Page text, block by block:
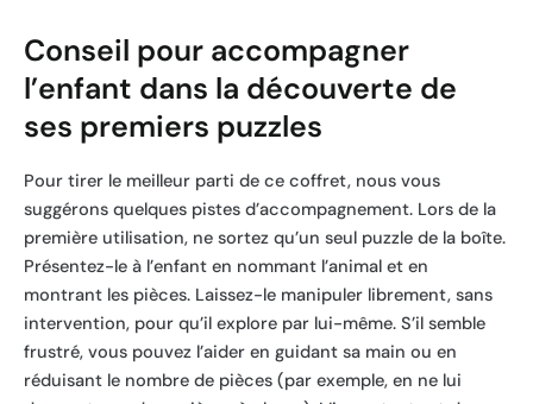
Conseil pour accompagner
l’enfant dans la découverte de
ses premiers puzzles
Pour tirer le meilleur parti de ce coffret, nous vous
suggérons quelques pistes d’accompagnement. Lors de la
première utilisation, ne sortez qu’un seul puzzle de la boîte.
Présentez-le à l’enfant en nommant l’animal et en
montrant les pièces. Laissez-le manipuler librement, sans
intervention, pour qu’il explore par lui-même. S’il semble
frustré, vous pouvez l’aider en guidant sa main ou en
réduisant le nombre de pièces (par exemple, en ne lui